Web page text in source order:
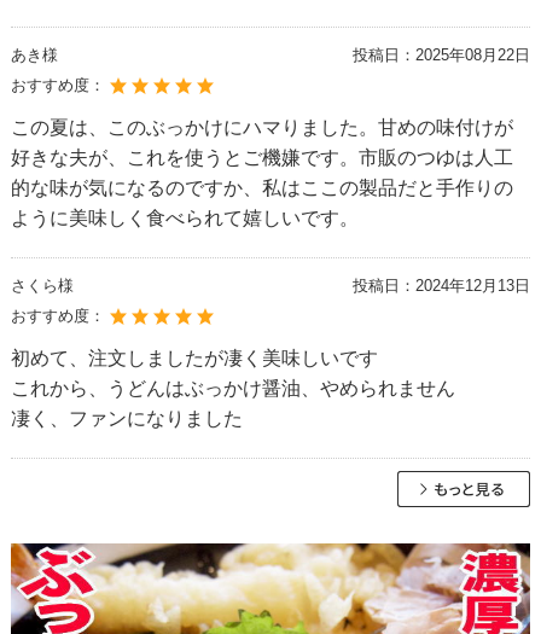
あき様 投稿日： 2025年08月22日
おすすめ度：
この夏は、このぶっかけにハマりました。甘めの味付けが
好きな夫が、これを使うとご機嫌です。市販のつゆは人工
的な味が気になるのですか、私はここの製品だと手作りの
ように美味しく食べられて嬉しいです。
さくら様 投稿日： 2024年12月13日
おすすめ度：
初めて、注文しましたが凄く美味しいです
これから、うどんはぶっかけ醤油、やめられません
凄く、ファンになりました